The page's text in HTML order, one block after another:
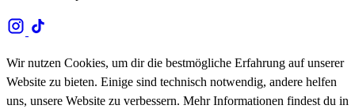
Wir nutzen Cookies, um dir die bestmögliche Erfahrung auf unserer
Website zu bieten. Einige sind technisch notwendig, andere helfen
uns, unsere Website zu verbessern. Mehr Informationen findest du in